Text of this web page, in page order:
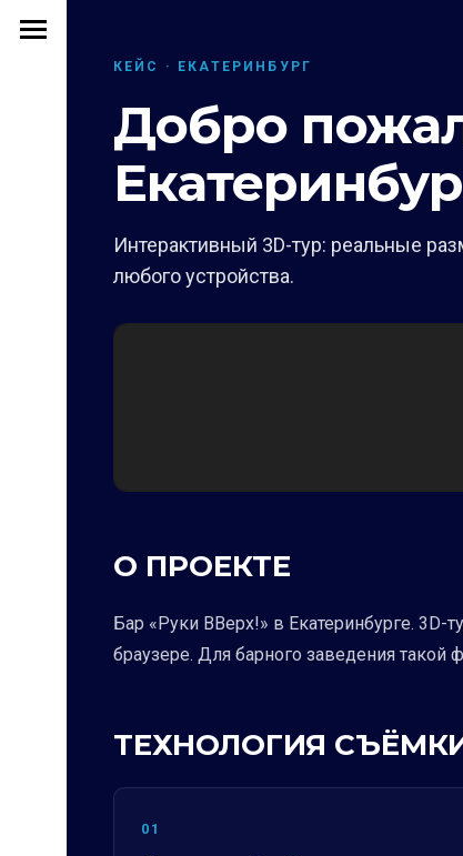
КЕЙС · ЕКАТЕРИНБУРГ
Добро
Интерактивный 3D-тур: реальные
любого устройства.
О ПРОЕКТЕ
Бар «Руки ВВерх!» в Екатеринбурге. 3D-
браузере. Для барного заведения такой
ТЕХНОЛОГИЯ
01